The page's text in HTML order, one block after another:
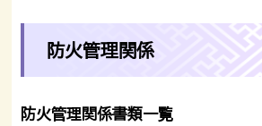
防火管理関係
防火管理関係書類一覧